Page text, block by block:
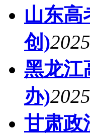
山东高
创)
黑龙江
办)
甘肃政